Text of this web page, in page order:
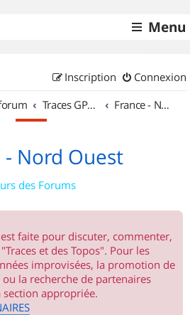
Menu
Connexion
Inscription
Traces GPS de randos VTT France - Nord Ouest
- Nord Ouest
des Forums
faite pour discuter, commenter,
et des Topos". Pour les
improvisées, la promotion de
la recherche de partenaires
appropriée.